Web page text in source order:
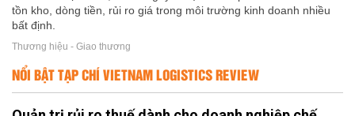
tồn kho, dòng tiền, rủi ro giá trong môi trường kinh doanh nhiều
bất định.
Thương hiệu - Giao thương
NỔI BẬT TẠP CHÍ VIETNAM LOGISTICS REVIEW